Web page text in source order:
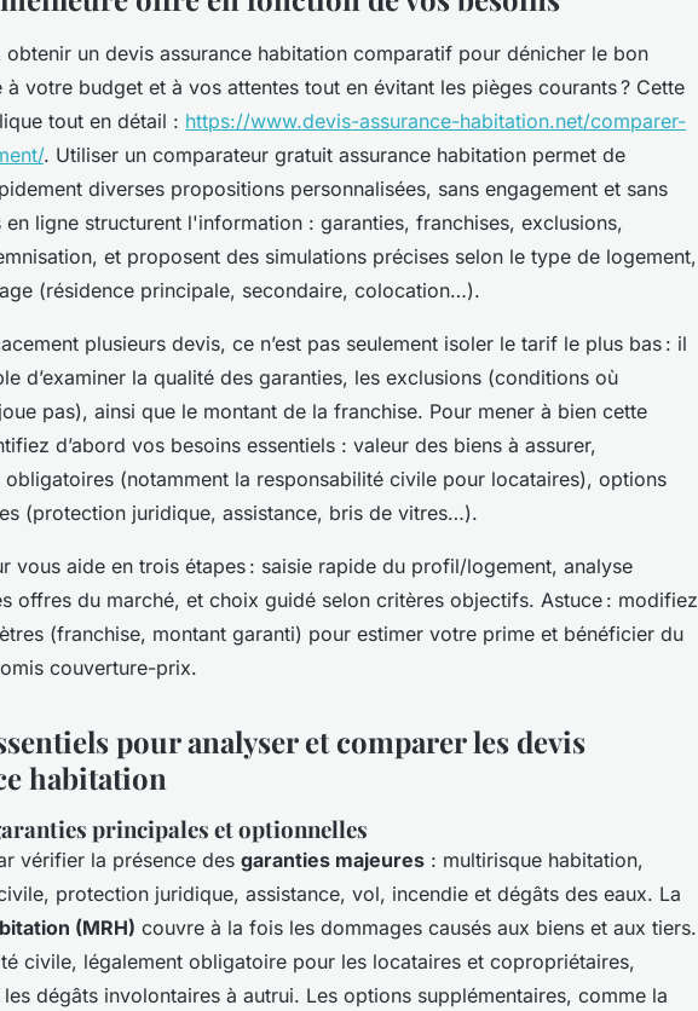
obtenir un devis assurance habitation comparatif pour dénicher le bon
votre budget et à vos attentes tout en évitant les pièges courants ? Cette
tout en détail : https://www.devis-assurance-habitation.net/comparer-
. Utiliser un comparateur gratuit assurance habitation permet de
diverses propositions personnalisées, sans engagement et sans
ligne structurent l'information : garanties, franchises, exclusions,
et proposent des simulations précises selon le type de logement,
(résidence principale, secondaire, colocation…).
plusieurs devis, ce n’est pas seulement isoler le tarif le plus bas : il
d’examiner la qualité des garanties, les exclusions (conditions où
joue pas), ainsi que le montant de la franchise. Pour mener à bien cette
d’abord vos besoins essentiels : valeur des biens à assurer,
obligatoires (notamment la responsabilité civile pour locataires), options
(protection juridique, assistance, bris de vitres…).
vous aide en trois étapes : saisie rapide du profil/logement, analyse
offres du marché, et choix guidé selon critères objectifs. Astuce : modifiez
(franchise, montant garanti) pour estimer votre prime et bénéficier du
couverture-prix.
pour analyser et comparer les devis
habitation
principales et optionnelles
vérifier la présence des garanties majeures : multirisque habitation,
protection juridique, assistance, vol, incendie et dégâts des eaux. La
(MRH) couvre à la fois les dommages causés aux biens et aux tiers.
civile, légalement obligatoire pour les locataires et copropriétaires,
dégâts involontaires à autrui. Les options supplémentaires, comme la